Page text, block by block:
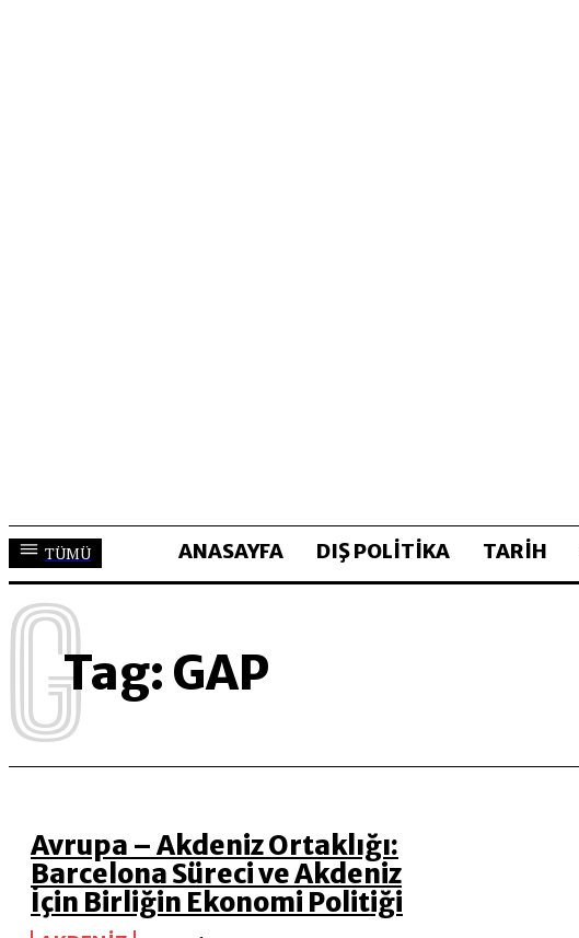
TÜMÜ ANASAYFA DIŞ POLİTİKA TARİH
Tag: GAP
G
Avrupa – Akdeniz Ortaklığı:
Barcelona Süreci ve Akdeniz
İçin Birliğin Ekonomi Politiği